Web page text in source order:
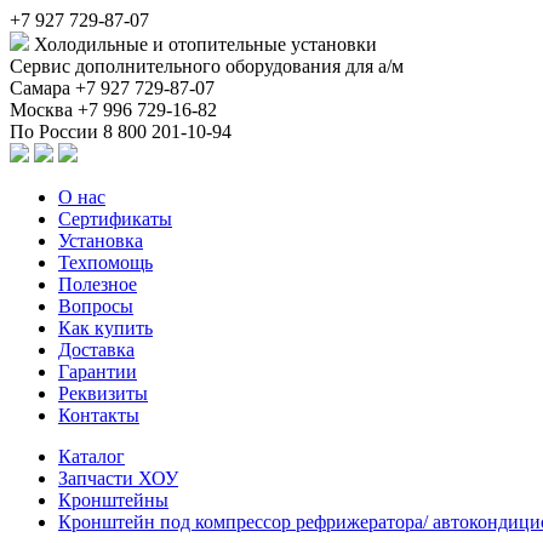
+7 927 729-87-07
Холодильные и отопительные установки
Сервис дополнительного оборудования для а/м
Самара +7 927 729-87-07
Москва +7 996 729-16-82
По России 8 800 201-10-94
О нас
Сертификаты
Установка
Техпомощь
Полезное
Вопросы
Как купить
Доставка
Гарантии
Реквизиты
Контакты
Каталог
Запчасти ХОУ
Кронштейны
Кронштейн под компрессор рефрижератора/